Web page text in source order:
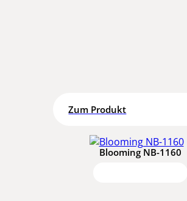
Zum Produkt
Blooming NB-1160